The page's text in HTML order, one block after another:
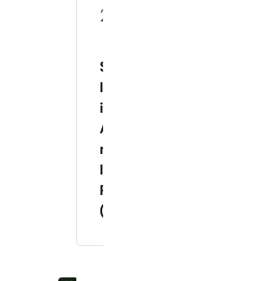
2026
Spennende
Innetrening
i
Agility
med
Instruktør
Raymond
(Mandager)